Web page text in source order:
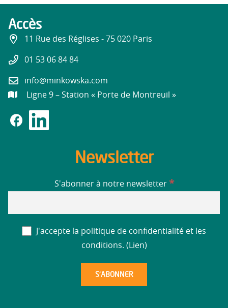
Accès
11 Rue des Réglises - 75 020 Paris
01 53 06 84 84
info@minkowska.com
Ligne 9 – Station « Porte de Montreuil »
Newsletter
S'abonner à notre newsletter *
J'accepte la politique de confidentialité et les
conditions. ( Lien)